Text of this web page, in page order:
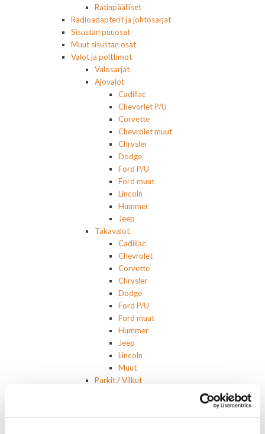
Ratinpäälliset
Radioadapterit ja johtosarjat
Sisustan puuosat
Muut sisustan osat
Valot ja polttimot
Valosarjat
Ajovalot
Cadillac
Chevorlet P/U
Corvette
Chevrolet muut
Chrysler
Dodge
Ford P/U
Ford muut
Lincoln
Hummer
Jeep
Takavalot
Cadillac
Chevrolet
Corvette
Chrysler
Dodge
Ford P/U
Ford muut
Hummer
Jeep
Lincoln
Muut
Parkit / Vilkut
Polttimot